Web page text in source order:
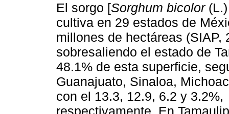
El sorgo [Sorghum bicolor(L.)
cultiva en 29 estados de
millones de hectáreas (SIAP,
sobresaliendo el estado de
48.1% de esta superficie,
Guanajuato, Sinaloa,
con el 13.3, 12.9, 6.2 y 3.2%,
respectivamente. En